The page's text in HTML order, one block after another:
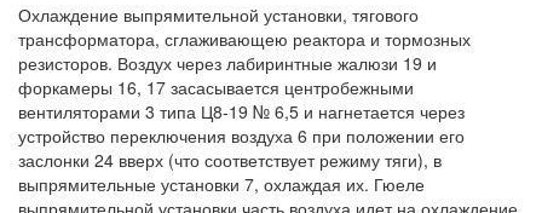
Охлаждение выпрямительной установки, тягового
трансформатора, сглаживающею реактора и тормозных
резисторов. Воздух через лабиринтные жалюзи 19 и
форкамеры 16, 17 засасывается центробежными
вентиляторами 3 типа Ц8-19 № 6,5 и нагнетается через
устройство переключения воздуха 6 при положении его
заслонки 24 вверх (что соответствует режиму тяги), в
выпрямительные установки 7, охлаждая их. Гюеле
выпрямительной установки часть воздуха идет на охлаждение